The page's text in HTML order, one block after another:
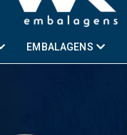
EMBALAGENS